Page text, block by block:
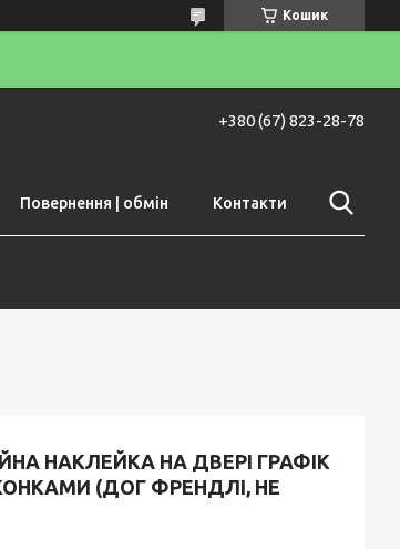
Кошик
+380 (67) 823-28-78
Повернення | обмін Контакти
НАКЛЕЙКА НА ДВЕРІ ГРАФІК
(ДОГ ФРЕНДЛІ, НЕ